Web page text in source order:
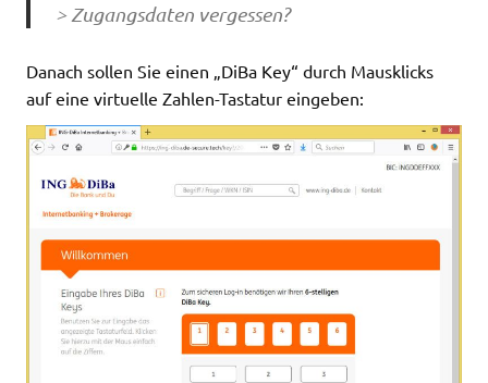
> Zugangsdaten vergessen?
Danach sollen Sie einen „DiBa Key“ durch Mausklicks
auf eine virtuelle Zahlen-Tastatur eingeben: